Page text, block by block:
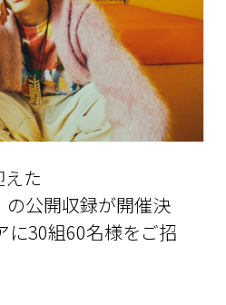
た
の公開収録が開催決
に30組60名様をご招